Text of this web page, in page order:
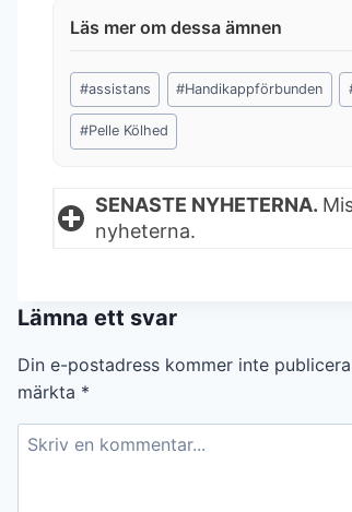
Post
Tags:
#assistans #Handikappförbunden
#Pelle Kölhed
SENASTE NYHETERNA.
nyheterna.
Lämna ett svar
Din e-postadress kommer inte
märkta *